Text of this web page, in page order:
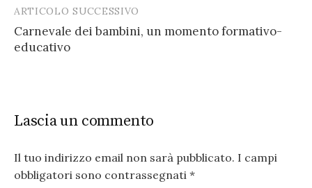
ARTICOLO SUCCESSIVO
Carnevale dei bambini, un momento formativo-
educativo
Lascia un commento
Il tuo indirizzo email non sarà pubblicato. I campi
obbligatori sono contrassegnati *